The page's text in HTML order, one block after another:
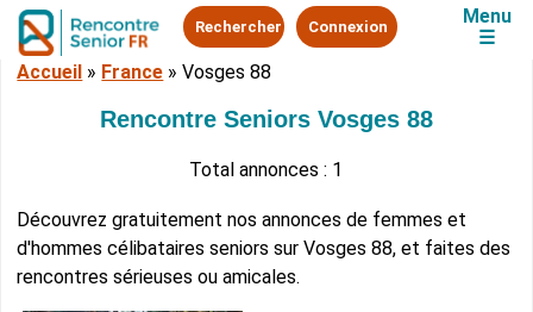
Rechercher Connexion
Menu
☰
Accueil » France »Vosges 88
Rencontre Seniors Vosges 88
Total annonces : 1
Découvrez gratuitement nos annonces de femmes et
d'hommes célibataires seniors sur Vosges 88, et faites des
rencontres sérieuses ou amicales.